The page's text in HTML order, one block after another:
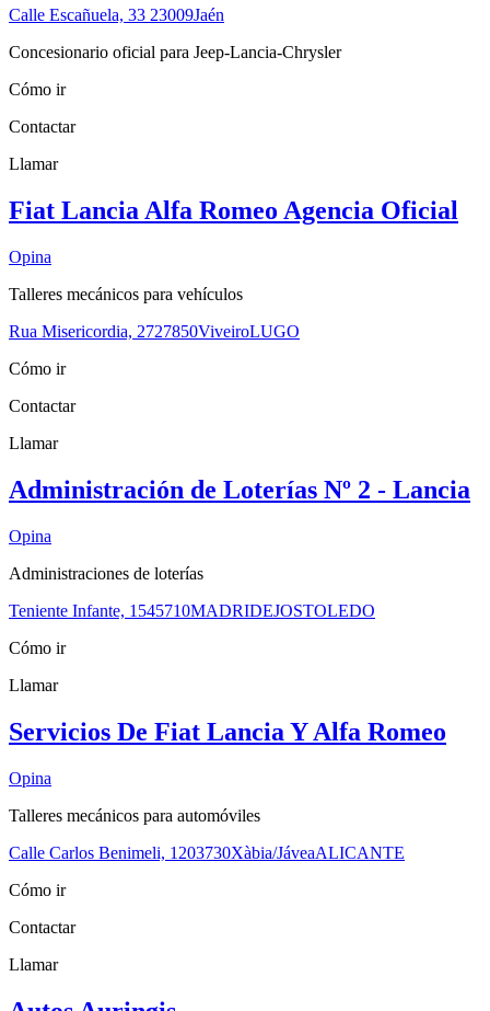
Calle Escañuela, 33 23009Jaén
Concesionario oficial para Jeep-Lancia-Chrysler
Cómo ir
Contactar
Llamar
Fiat Lancia Alfa Romeo Agencia Oficial
Opina
Talleres mecánicos para vehículos
Rua Misericordia, 2727850ViveiroLUGO
Cómo ir
Contactar
Llamar
Administración de Loterías Nº 2 - Lancia
Opina
Administraciones de loterías
Teniente Infante, 1545710MADRIDEJOSTOLEDO
Cómo ir
Llamar
Servicios De Fiat Lancia Y Alfa Romeo
Opina
Talleres mecánicos para automóviles
Calle Carlos Benimeli, 1203730Xàbia/JáveaALICANTE
Cómo ir
Contactar
Llamar